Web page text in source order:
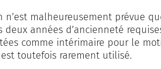
n’est malheureusement prévue
deux années d’ancienneté
comme intérimaire pour le
toutefois rarement utilisé.